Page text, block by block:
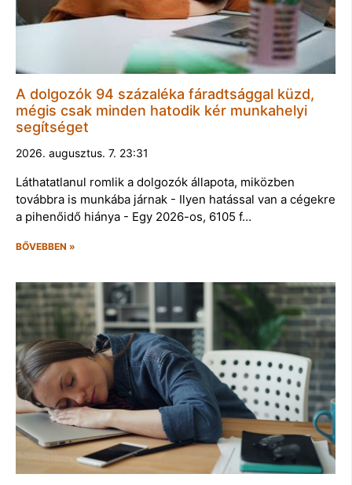
A dolgozók 94 százaléka fáradtsággal küzd,
mégis csak minden hatodik kér munkahelyi
segítséget
2026. augusztus. 7. 23:31
Láthatatlanul romlik a dolgozók állapota, miközben
továbbra is munkába járnak - Ilyen hatással van a cégekre
a pihenőidő hiánya - Egy 2026-os, 6105 f…
BŐVEBBEN »